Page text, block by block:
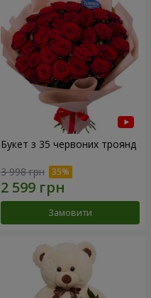
Букет з 35 червоних троянд
3 998 грн
Замовити